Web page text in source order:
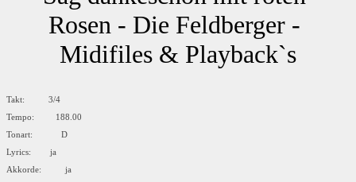
Rosen - Die Feldberger -
Midifiles & Playback`s
Takt: 3/4
Tempo: 188.00
Tonart: D
Lyrics: ja
Akkorde: ja